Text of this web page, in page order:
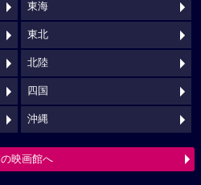
東海
東北
北陸
四国
沖縄
映画館へ